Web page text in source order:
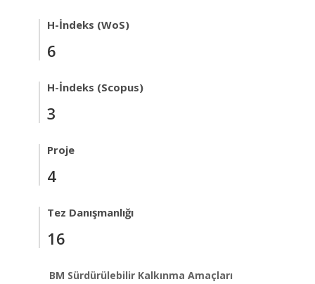
H-İndeks (WoS)
6
H-İndeks (Scopus)
3
Proje
4
Tez Danışmanlığı
16
BM Sürdürülebilir Kalkınma Amaçları